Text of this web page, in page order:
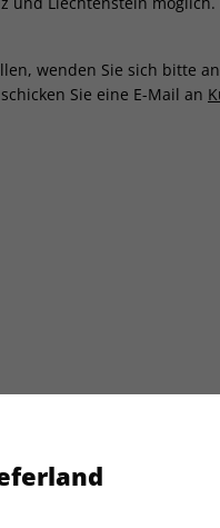
wenden Sie sich bitte
Sie eine E-Mail an